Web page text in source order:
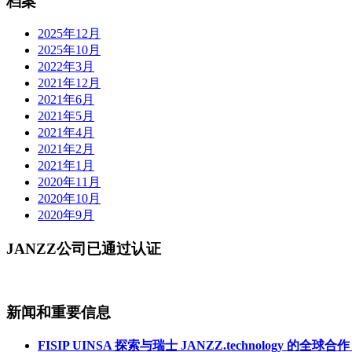
2025年12月
2025年10月
2022年3月
2021年12月
2021年6月
2021年5月
2021年4月
2021年2月
2021年1月
2020年11月
2020年10月
2020年9月
JANZZ公司已通过认证
新闻和重要信息
FISIP UINSA 探索与瑞士 JANZZ.technology 的全球合